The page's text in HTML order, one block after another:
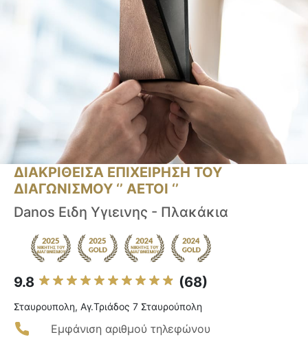
ΔΙΑΚΡΙΘΕΙΣΑ ΕΠΙΧΕΙΡΗΣΗ ΤΟΥ
ΔΙΑΓΩΝΙΣΜΟΥ ‘’ ΑΕΤΟΙ ‘’
Danos Ειδη Υγιεινης - Πλακάκια
9.8 (68)
Σταυρουπολη, Αγ.Τριάδος 7 Σταυρούπολη
Εμφάνιση αριθμού τηλεφώνου